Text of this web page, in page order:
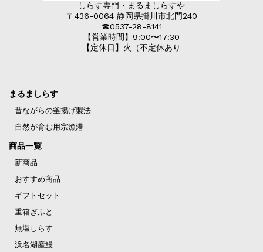
しらす専門・まるましらすや
〒436-0064 静岡県掛川市北門240
☎︎0537-28-8141
【営業時間】9:00〜17:30
【定休日】火（不定休あり
まるましらす
昔ながらの釜揚げ製法
自然が育む用宗漁港
商品一覧
新商品
おすすめ商品
ギフトセット
重箱ぎふと
無塩しらす
浜名湖産鰻